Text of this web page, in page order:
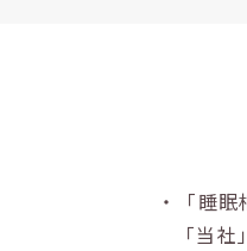
・「睡
「当